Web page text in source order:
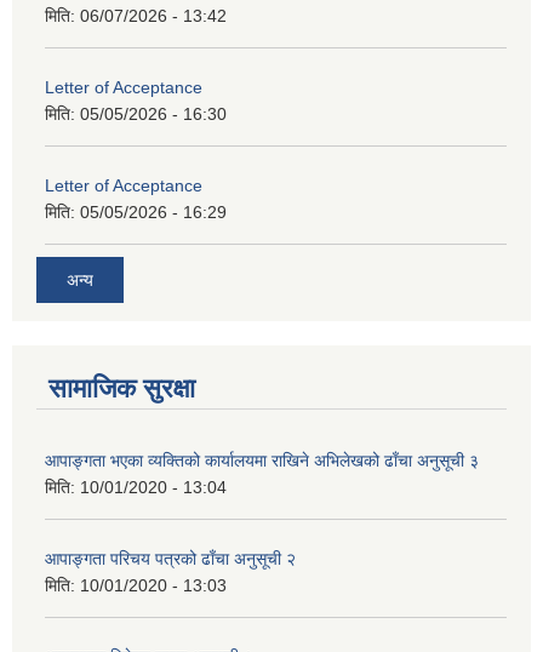
मिति: 06/07/2026 - 13:42
Letter of Acceptance
मिति: 05/05/2026 - 16:30
Letter of Acceptance
मिति: 05/05/2026 - 16:29
अन्य
सामाजिक सुरक्षा
आपाङ्गता भएका व्यक्तिको कार्यालयमा राखिने अभिलेखको ढाँचा अनुसूची ३
मिति: 10/01/2020 - 13:04
आपाङ्गता परिचय पत्रको ढाँचा अनुसूची २
मिति: 10/01/2020 - 13:03